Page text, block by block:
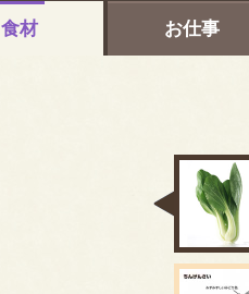
食材 お仕事